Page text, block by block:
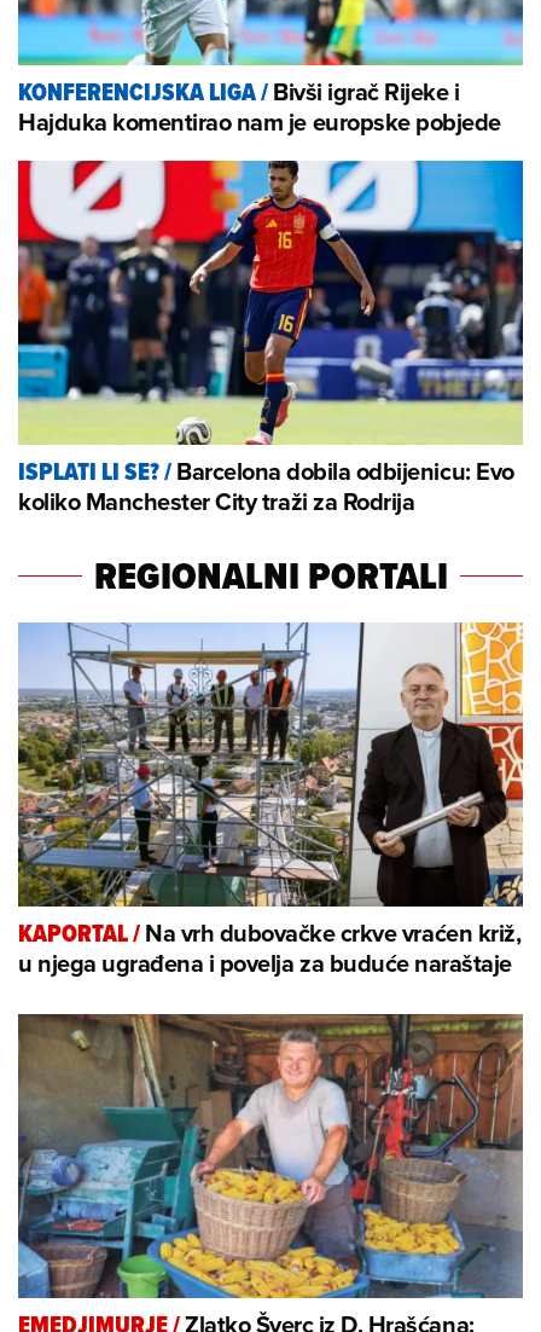
KONFERENCIJSKA LIGA/Bivši igrač Rijeke i
Hajduka komentirao nam je europske pobjede
ISPLATI LI SE?/Barcelona dobila odbijenicu: Evo
koliko Manchester City traži za Rodrija
REGIONALNI PORTALI
KAPORTAL/Na vrh dubovačke crkve vraćen križ,
u njega ugrađena i povelja za buduće naraštaje
EMEDJIMURJE/Zlatko Šverc iz D. Hrašćana: